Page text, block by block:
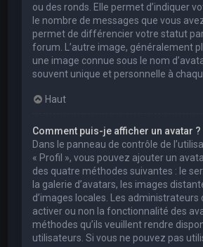
ou des ronds. Elle permet d’indiquer
le nombre de messages que vous
permet de différencier votre statut
forum. L’autre image, généralement
une image connue sous le nom
souvent unique et personnelle à
Haut
Comment puis-je afficher un avatar ?
Dans le panneau de contrôle de
« Profil », vous pouvez ajouter un
des quatre méthodes suivantes : le
la galerie d’avatars, les images
d’images locales. Les
activer ou non la fonctionnalité des
méthodes qu’ils veuillent rendre
utilisateurs. Si vous ne pouvez pas